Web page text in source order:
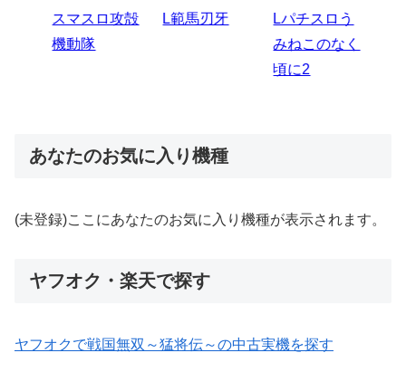
スマスロハナ
ビ
スマスロ秘宝
Lパチスロ 炎
炎ノ消防隊2
あなたのお気に入り機種
(未登録)ここにあなたのお気に入り機種が表示されます。
ヤフオク・楽天で探す
ヤフオクで戦国無双～猛将伝～の中古実機を探す